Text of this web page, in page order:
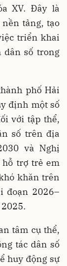
XV. Đây là
tảng, tạo
triển khai
dân số trong
phố Hải
định một số
với tập thể,
số trên địa
và Nghị
trợ trẻ em
khăn trên
đoạn 2026–
tâm cụ thể,
tác dân số
huy động sự